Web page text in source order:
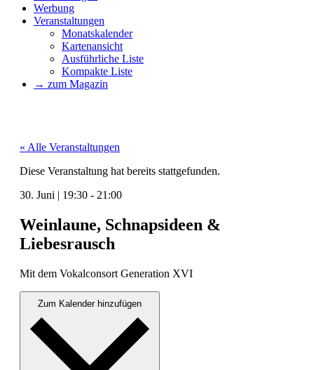
Werbung
Veranstaltungen
Monatskalender
Kartenansicht
Ausführliche Liste
Kompakte Liste
→ zum Magazin
« Alle Veranstaltungen
Diese Veranstaltung hat bereits stattgefunden.
30. Juni | 19:30 - 21:00
Weinlaune, Schnapsideen &
Liebesrausch
Mit dem Vokalcon­sort Gen­er­a­tion XVI